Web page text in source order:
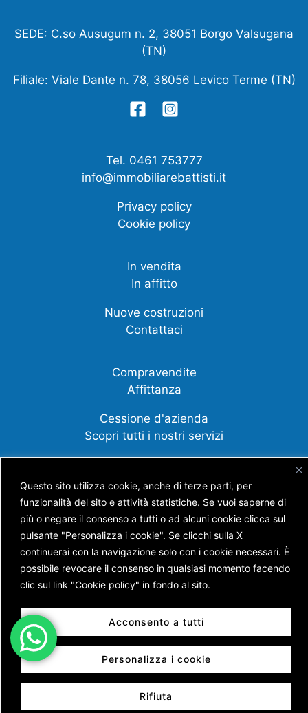
Questo sito utilizza cookie, anche di terze parti, per
funzionalità del sito e attività statistiche. Se vuoi saperne di
più o negare il consenso a tutti o ad alcuni cookie clicca sul
pulsante "Personalizza i cookie". Se clicchi sulla X
continuerai con la navigazione solo con i cookie necessari. È
possibile revocare il consenso in qualsiasi momento facendo
clic sul link "Cookie policy" in fondo al sito.
Personalizza i cookie
Rifiuta
Acconsento a tutti
SEDE: C.so Ausugum n. 2, 38051 Borgo Valsugana
(TN)
Filiale: Viale Dante n. 78, 38056 Levico Terme (TN)
Tel. 0461 753777
info@immobiliarebattisti.it
Privacy policy
Cookie policy
In vendita
In affitto
Nuove costruzioni
Contattaci
Compravendite
Affittanza
Cessione d'azienda
Scopri tutti i nostri servizi
Copyright © AGENZIA IMMOBILIARE BATTISTI S.N.C.
DI BATTISTI NICOLA E GUERRA ANDREA
P.IVA 01453630228 | Capitale Sociale € 7.400,00 |
Reg. Imprese di Trento n. TN 205 – 17693 | REA n. TN
138120 | Powered bySersis